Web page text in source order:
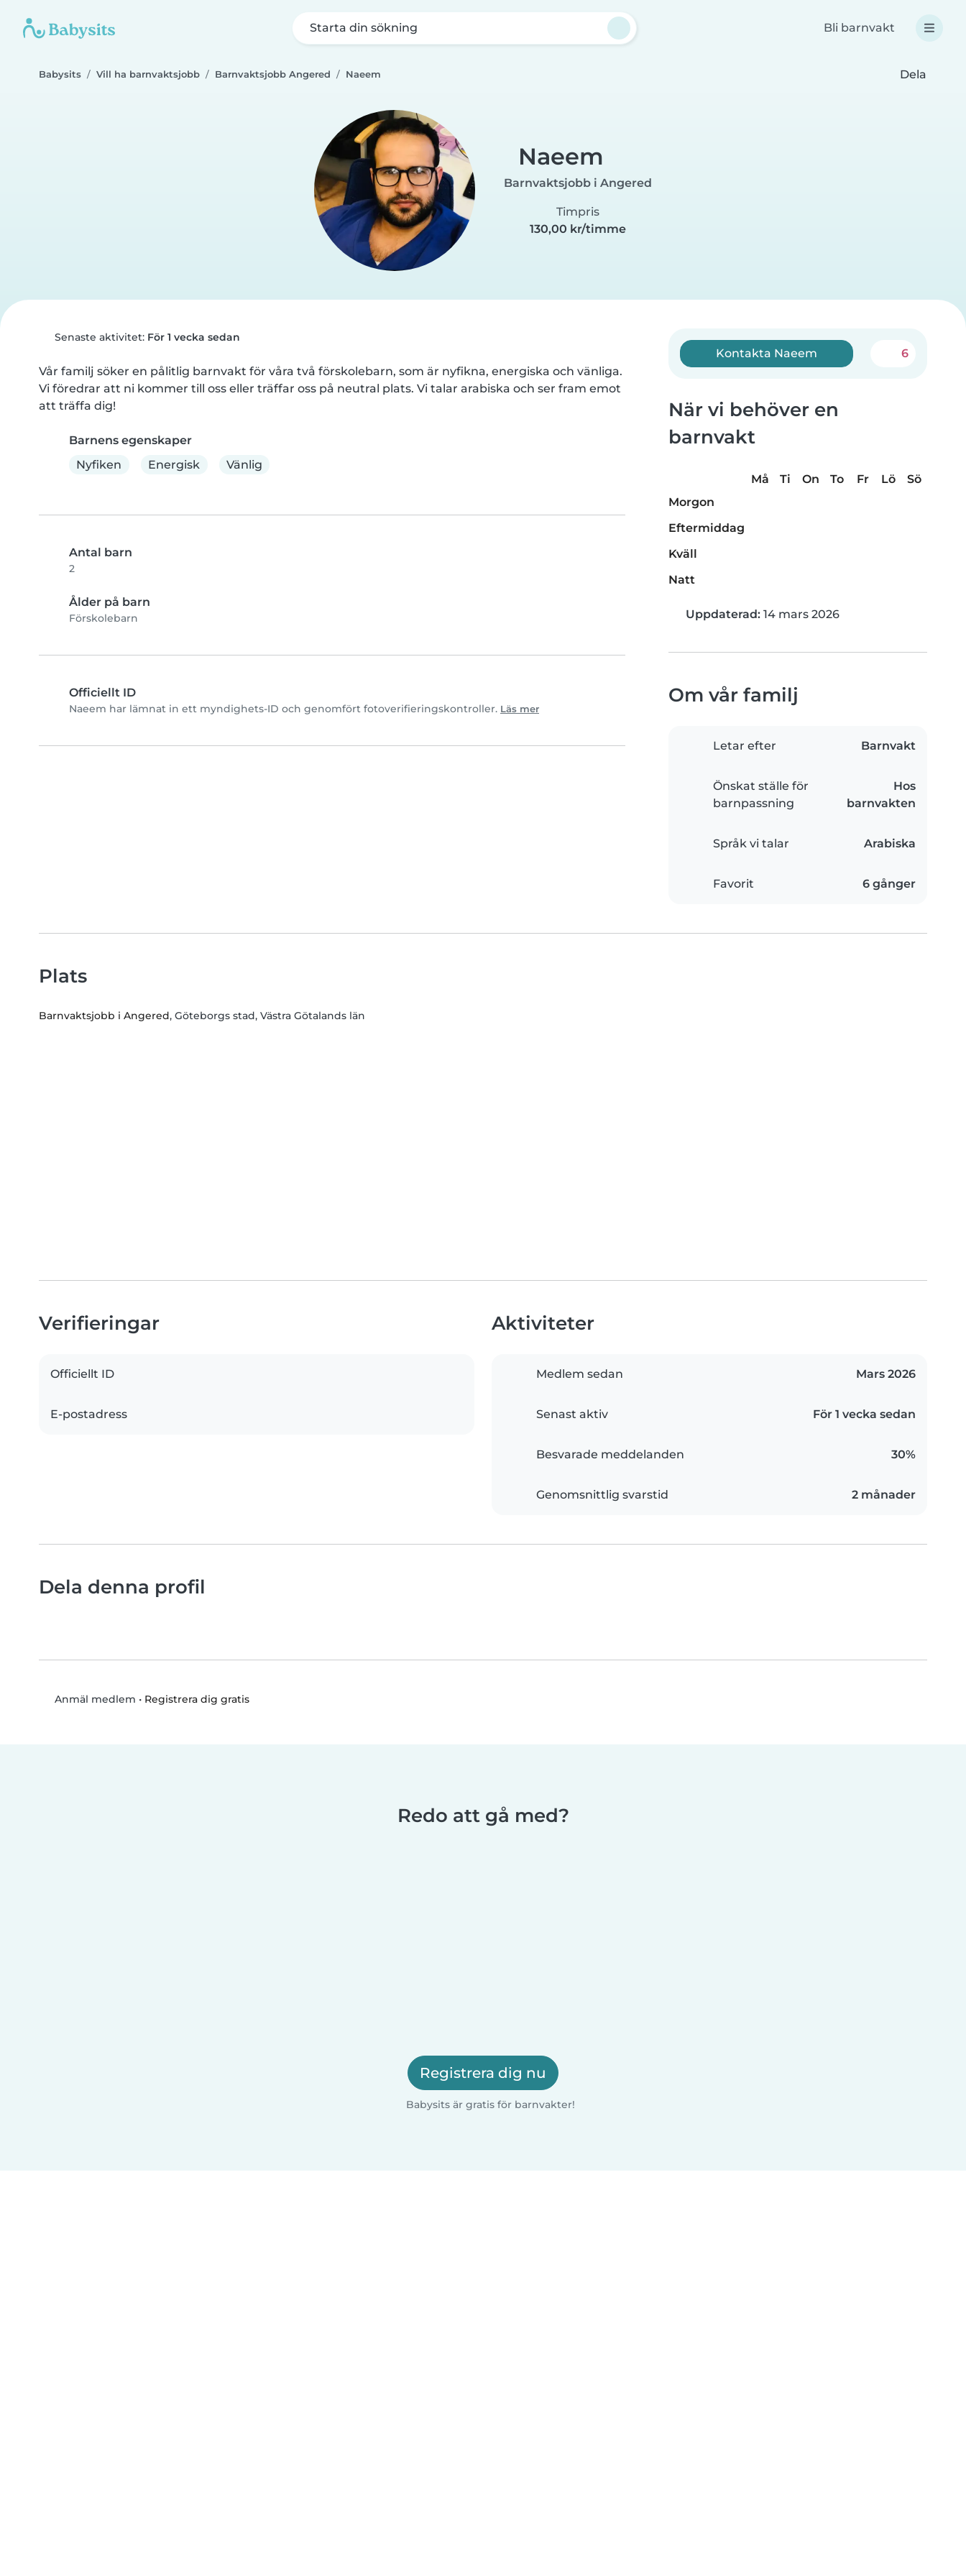
Starta din sökning Bli barnvakt
Babysits Vill ha barnvaktsjobb Barnvaktsjobb Angered Naeem Dela
Naeem
Barnvaktsjobb i Angered
Timpris
130,00 kr/timme
Senaste aktivitet: För 1 vecka sedan
Vår familj söker en pålitlig barnvakt för våra två förskolebarn, som är nyfikna, energiska och vänliga.
Vi föredrar att ni kommer till oss eller träffar oss på neutral plats. Vi talar arabiska och ser fram emot
att träffa dig!
Barnens egenskaper
Nyfiken
Energisk Vänlig
Antal barn
2
Ålder på barn
Förskolebarn
Officiellt ID
Naeem har lämnat in ett myndighets-ID och genomfört fotoverifieringskontroller. Läs mer
Kontakta Naeem 6
När vi behöver en
barnvakt
Må Ti On To Fr Lö
Sö
Morgon
Eftermiddag
Kväll
Natt
Uppdaterad: 14 mars 2026
Om vår familj
Letar efter Barnvakt
Önskat ställe för
barnpassning
Hos
barnvakten
Språk vi talar Arabiska
Favorit 6 gånger
Plats
Barnvaktsjobb i Angered, Göteborgs stad, Västra Götalands län
Verifieringar
Officiellt ID
E-postadress
Aktiviteter
Medlem sedan Mars 2026
Senast aktiv För 1 vecka sedan
Besvarade meddelanden 30%
Genomsnittlig svarstid 2 månader
Dela denna profil
Anmäl medlem • Registrera dig gratis
Redo att gå med?
Registrera dig nu
Babysits är gratis för barnvakter!